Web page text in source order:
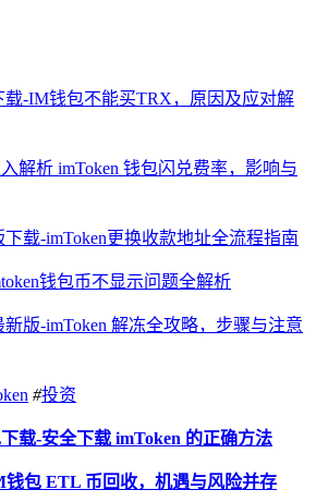
载-IM钱包不能买TRX，原因及应对解
解析 imToken 钱包闪兑费率，影响与
下载-imToken更换收款地址全流程指南
钱包币不显示问题全解析
新版-imToken 解冻全攻略，步骤与注意
#投资
载-安全下载 imToken 的正确方法
钱包 ETL 币回收，机遇与风险并存